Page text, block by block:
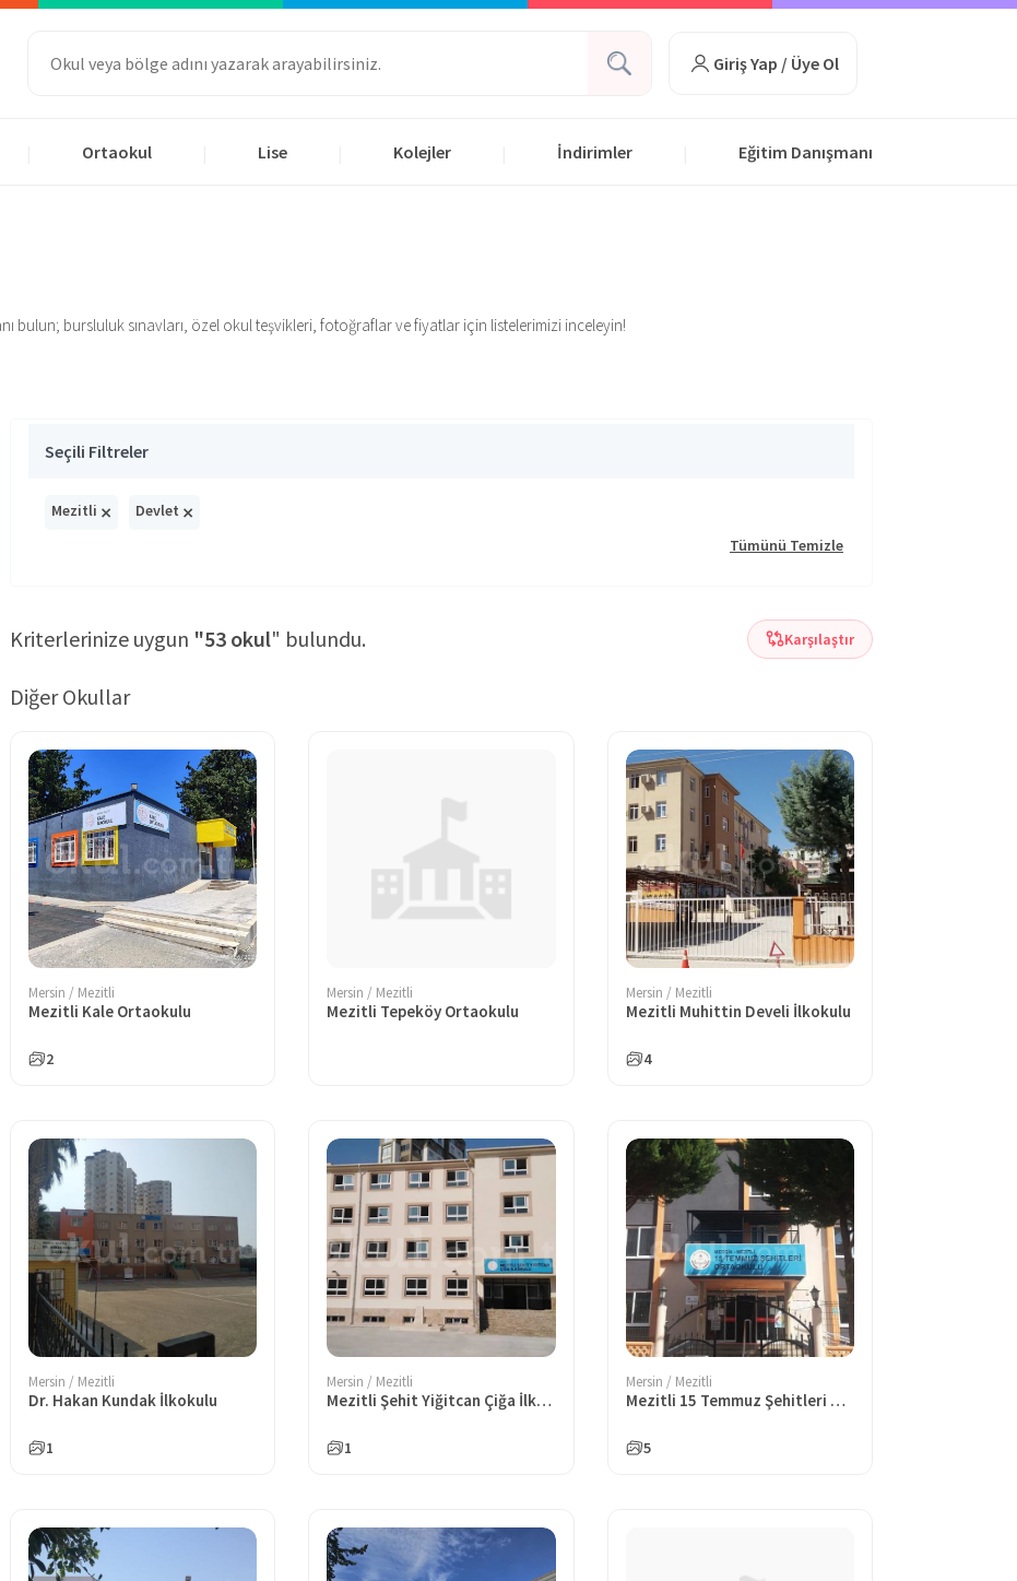
Giriş Yap / Üye Ol
Ortaokul Lise Kolejler İndirimler Eğitim Danışmanı
bulun; bursluluk sınavları, özel okul teşvikleri, fotoğraflar ve fiyatlar için listelerimizi inceleyin!
Seçili Filtreler
Mezitli × Devlet ×
Tümünü Temizle
Kriterlerinize uygun "53 okul" bulundu. Karşılaştır
Diğer Okullar
Mersin / Mezitli
Mezitli Kale Ortaokulu
2
Mersin / Mezitli
Mezitli Tepeköy Ortaokulu
Mersin / Mezitli
Mezitli Muhittin Develi İlkokulu
4
Mersin / Mezitli
Dr. Hakan Kundak İlkokulu
1
Mersin / Mezitli
Mezitli Şehit Yiğitcan Çiğa İlkokulu
1
Mersin / Mezitli
Mezitli 15 Temmuz Şehitleri Ortaokulu
5